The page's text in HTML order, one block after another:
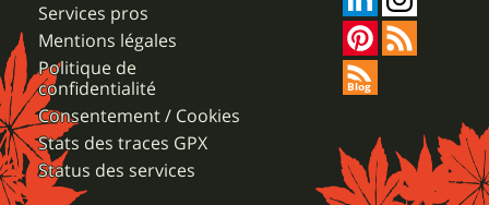
Services pros
Mentions légales
Politique de
confidentialité
Consentement / Cookies
Stats des traces GPX
Status des services